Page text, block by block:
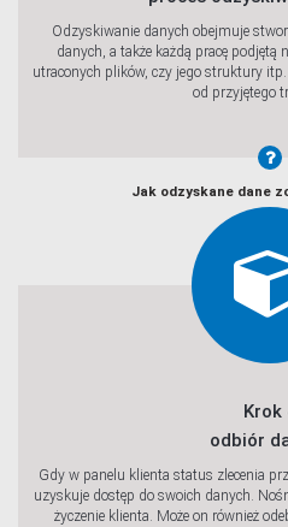
Odzyskiwanie danych obejmuje
danych, a także każdą pracę podjętą
utraconych plików, czy jego struktury
od przyjętego
Jak odzyskane dane
Krok
odbiór
Gdy w panelu klienta status zlecenia
uzyskuje dostęp do swoich danych.
życzenie klienta. Może on również